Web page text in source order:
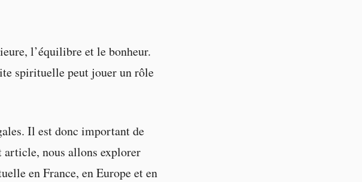
l’équilibre et le bonheur.
spirituelle peut jouer un rôle
Il est donc important de
article, nous allons explorer
en France, en Europe et en